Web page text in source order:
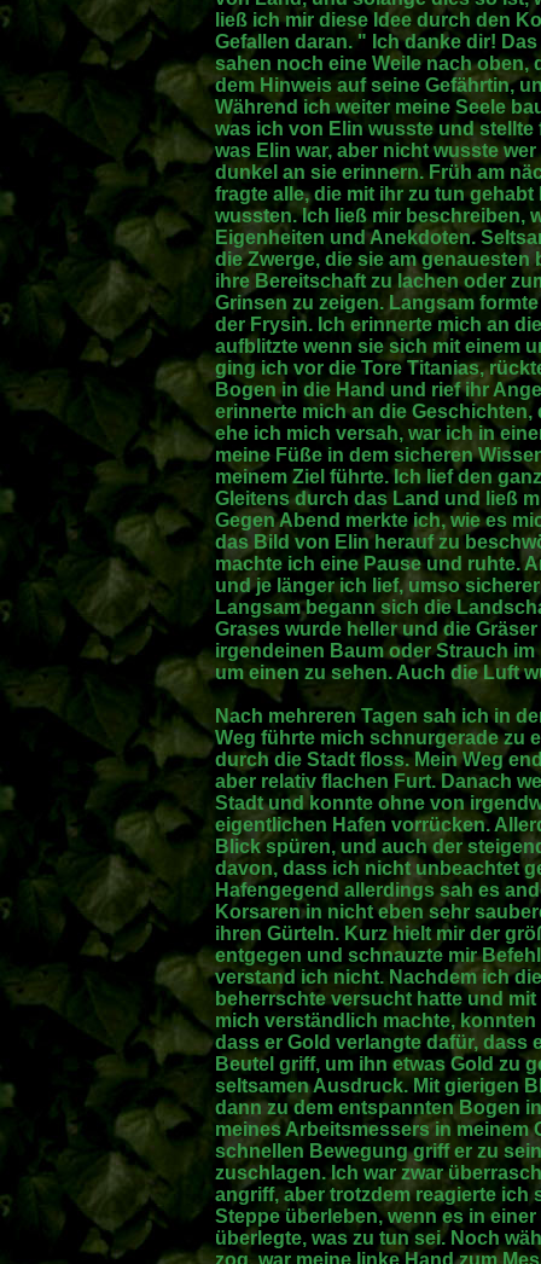
ließ ich mir diese Idee durch den
Gefallen daran. " Ich danke dir!
sahen noch eine Weile nach oben,
dem Hinweis auf seine Gefährtin,
Während ich weiter meine Seele
was ich von Elin wusste und
was Elin war, aber nicht wusste
dunkel an sie erinnern. Früh am
fragte alle, die mit ihr zu tun
wussten. Ich ließ mir beschreiben,
Eigenheiten und Anekdoten.
die Zwerge, die sie am
ihre Bereitschaft zu lachen oder
Grinsen zu zeigen. Langsam
der Frysin. Ich erinnerte mich an
aufblitzte wenn sie sich mit einem
ging ich vor die Tore Titanias,
Bogen in die Hand und rief ihr
erinnerte mich an die
ehe ich mich versah, war ich in
meine Füße in dem sicheren
meinem Ziel führte. Ich lief den
Gleitens durch das Land und ließ
Gegen Abend merkte ich, wie es
das Bild von Elin herauf zu
machte ich eine Pause und ruhte.
und je länger ich lief, umso
Langsam begann sich die
Grases wurde heller und die
irgendeinen Baum oder Strauch
um einen zu sehen. Auch die Luft
Nach mehreren Tagen sah ich in
Weg führte mich schnurgerade zu
durch die Stadt floss. Mein Weg
aber relativ flachen Furt. Danach
Stadt und konnte ohne von
eigentlichen Hafen vorrücken.
Blick spüren, und auch der
davon, dass ich nicht unbeachtet
Hafengegend allerdings sah es
Korsaren in nicht eben sehr
ihren Gürteln. Kurz hielt mir der
entgegen und schnauzte mir
verstand ich nicht. Nachdem ich
beherrschte versucht hatte und
mich verständlich machte,
dass er Gold verlangte dafür, dass
Beutel griff, um ihn etwas Gold zu
seltsamen Ausdruck. Mit gierigen
dann zu dem entspannten Bogen
meines Arbeitsmessers in meinem
schnellen Bewegung griff er zu
zuschlagen. Ich war zwar
angriff, aber trotzdem reagierte ich
Steppe überleben, wenn es in
überlegte, was zu tun sei. Noch
zog, war meine linke Hand zum